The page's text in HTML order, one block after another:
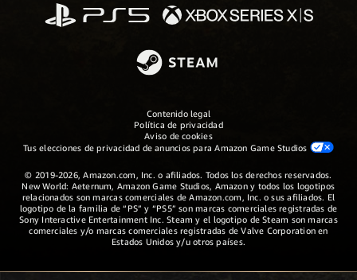
Contenido legal
Política de privacidad
Aviso de cookies
Tus elecciones de privacidad de anuncios para Amazon Game Studios
© 2019-2026, Amazon.com, Inc. o afiliados. Todos los derechos reservados.
New World: Aeternum, Amazon Game Studios, Amazon y todos los logotipos
relacionados son marcas comerciales de Amazon.com, Inc. o sus afiliados. El
logotipo de la familia de “PS” y “PS5” son marcas comerciales registradas de
Sony Interactive Entertainment Inc. Steam y el logotipo de Steam son marcas
comerciales y/o marcas comerciales registradas de Valve Corporation en
Estados Unidos y/u otros países.